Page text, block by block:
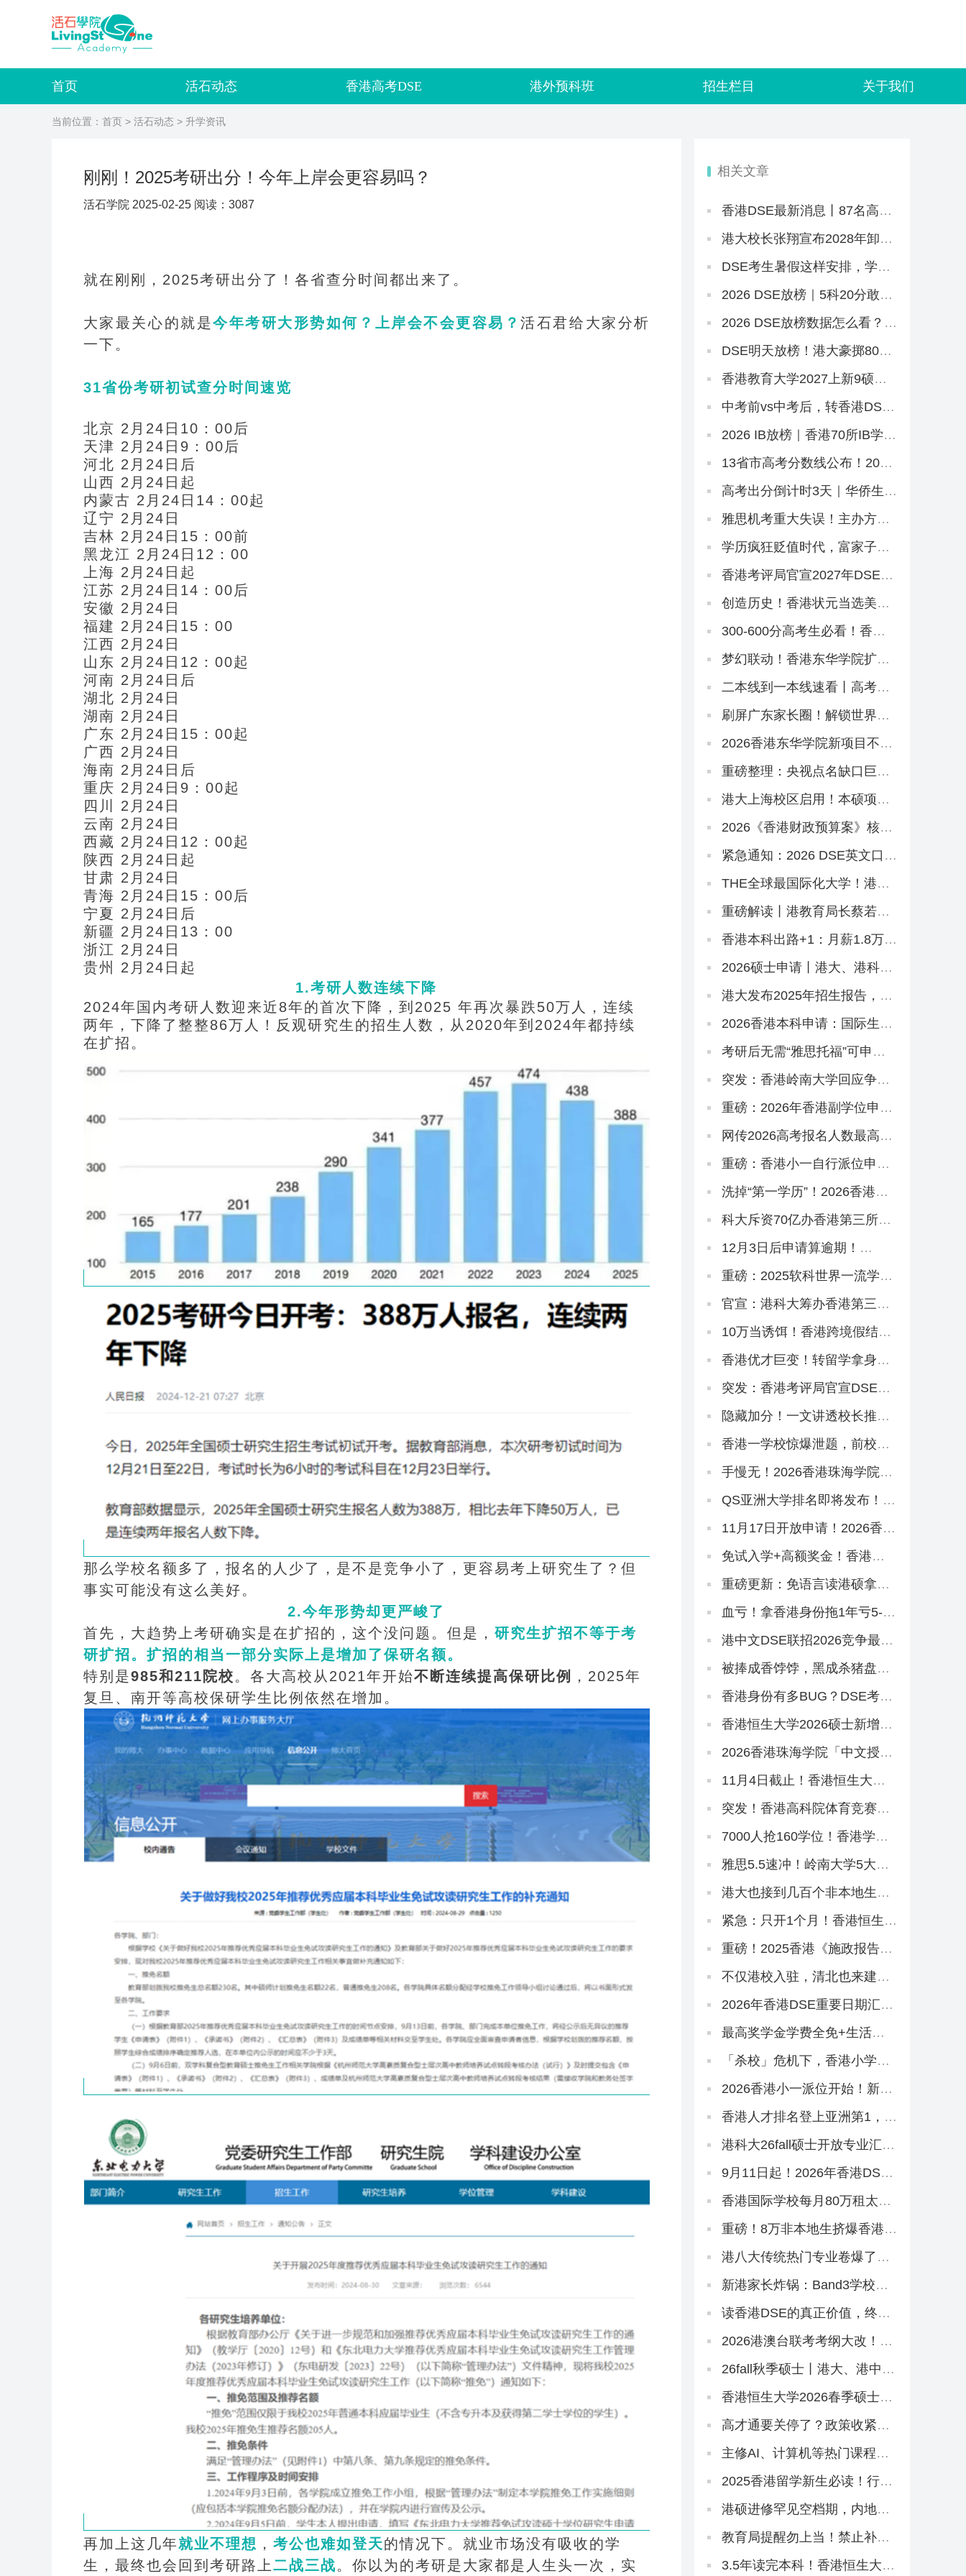
首页 活石动态 香港高考DSE 港外预科班 招生栏目 关于我们
当前位置： 首页 > 活石动态 > 升学资讯
刚刚！2025考研出分！今年上岸会更容易吗？
活石学院 2025-02-25 阅读：3087
就在刚刚，2025考研出分了！各省查分时间都出来了。
大家最关心的就是今年考研大形势如何？上岸会不会更容易？活石君给大家分析
一下。
31省份考研初试查分时间速览
北京 2月24日10：00后
天津 2月24日9：00后
河北 2月24日后
山西 2月24日起
内蒙古 2月24日14：00起
辽宁 2月24日
吉林 2月24日15：00前
黑龙江 2月24日12：00
上海 2月24日起
江苏 2月24日14：00后
安徽 2月24日
福建 2月24日15：00
江西 2月24日
山东 2月24日12：00起
河南 2月24日后
湖北 2月24日
湖南 2月24日
广东 2月24日15：00起
广西 2月24日
海南 2月24日后
重庆 2月24日9：00起
四川 2月24日
云南 2月24日
西藏 2月24日12：00起
陕西 2月24日起
甘肃 2月24日
青海 2月24日15：00后
宁夏 2月24日后
新疆 2月24日13：00
浙江 2月24日
贵州 2月24日起
1.考研人数连续下降
2024年国内考研人数迎来近8年的首次下降，到2025 年再次暴跌50万人，连续
两年，下降了整整86万人！反观研究生的招生人数，从2020年到2024年都持续
在扩招。
那么学校名额多了，报名的人少了，是不是竞争小了，更容易考上研究生了？但
事实可能没有这么美好。
2.今年形势却更严峻了
首先，大趋势上考研确实是在扩招的，这个没问题。但是， 研究生扩招不等于考
研扩招。扩招的相当一部分实际上是增加了保研名额。
特别是985和211院校。各大高校从2021年开始不断连续提高保研比例
，2025年
复旦、南开等高校保研学生比例依然在增加。
再加上这几年就业不理想 ， 考公也难如登天的情况下。就业市场没有吸收的学
生，最终也会回到考研路上二战三战。你以为的考研是大家都是人生头一次，实
相关文章
香港DSE最新消息丨87名高才
+8.12公布复核结果+25所自资
院校仍可报名
港大校长张翔宣布2028年卸
吗？
DSE考生暑假这样安排，学习
2026 DSE放榜｜5科20分敢冲
游Band A排位思路
2026 DSE放榜数据怎么看？别
住
DSE明天放榜！港大豪掷8000
隐藏路径
香港教育大学2027上新9硕，8
7.2已开2个（仅MGM要雅思）
中考前vs中考后，转香港DSE
2026 IB放榜｜香港70所IB学校
13省市高考分数线公布！2026
大学更容易了？
高考出分倒计时3天｜华侨生分
铺后路
雅思机考重大失误！主办方被
学历疯狂贬值时代，富家子弟
香港考评局官宣2027年DSE时
创造历史！香港状元当选美国
300-600分高考生必看！香港
27.1%远低于50%上限
梦幻联动！香港东华学院扩招
线同学」4年宿位稳啦！
二本线到一本线速看丨高考倒
后窗口期」必读攻略
刷屏广东家长圈！解锁世界名
宣讲会圆满举行！
2026香港东华学院新项目不
理专班」，开全港首个自资
「护理学哲学博士」
重磅整理：央视点名缺口巨
路径一网打尽！
港大上海校区启用！本硕项目
2026《香港财政预算案》核心
紧急通知：2026 DSE英文口试
抱佛脚抓分
THE全球最国际化大学！港城
生申请6月11日截止！
重磅解读丨港教育局长蔡若
香港本科出路+1：月薪1.8万
启动！
2026硕士申请丨港大、港科、
港大发布2025年招生报告，内
‌2026香港本科申请：国际生赛
考研后无需“雅思托福”可申
突发：香港岭南大学回应争
2627学年或之前由岭大颁授！
重磅：2026年香港副学位申请
大！
网传2026高考报名人数最高涨
义！
重磅：香港小一自行派位申请
校潮，成功率却创20年新高
洗掉“第一学历”！2026香港专
科大斥资70亿办香港第三所医
12月3日后申请算逾期！
港八大考前必读秘籍！
重磅：2025软科世界一流学科
港校多专业进入世界前10
官宣：港科大筹办香港第三所
年入学
10万当诱饵！香港跨境假结婚
拼！
香港优才巨变！转留学拿身份
突发：香港考评局官宣DSE历
料在这里！
隐藏加分！一文讲透校长推荐
新版《中六升学指南》
香港一学校惊爆泄题，前校长
手慢无！2026香港珠海学院
可拿身份！
QS亚洲大学排名即将发布！AI
么心理」
11月17日开放申请！2026香港
免试入学+高额奖金！香港八
重磅更新：免语言读港硕拿身
课硕士3大专业盘点！
血亏！拿香港身份拖1年亏5-9
飙…
港中文DSE联招2026竞争最激
期
被捧成香饽饽，黑成杀猪盘！
香港身份有多BUG？DSE考16
士稳了
香港恒生大学2026硕士新增5
港身份
2026香港珠海学院「中文授课
~
11月4日截止！香港恒生大学
突发！香港高科院体育竞赛硕
7000人抢160学位！香港学生
雅思5.5速冲！岭南大学5大中
港大也接到几百个非本地生疑
教育局严打！
紧急：只开1个月！香港恒生大
重磅！2025香港《施政报告》
策要点总结
不仅港校入驻，清北也来建分
2026年香港DSE重要日期汇
最高奖学金学费全免+生活费
学本科「高考生申请」10月3
日开放！
「杀校」危机下，香港小学为
2026香港小一派位开始！新港
啦！
香港人才排名登上亚洲第1，深
港科大26fall硕士开放专业汇
9月11日起！2026年香港DSE
考试规则
香港国际学校每月80万租太丰
重磅！8万非本地生挤爆香港的
港八大传统热门专业卷爆了！
新港家长炸锅：Band3学校这
读香港DSE的真正价值，终于
是冰山一角！
2026港澳台联考考纲大改！联
26fall秋季硕士丨港大、港中文
10月3日截止
香港恒生大学2026春季硕士
高才通要关停了？政策收紧
主修AI、计算机等热门课程！
2026春季入学正在招生！
2025香港留学新生必读！行前
港硕进修罕见空档期，内地精
机！
教育局提醒勿上当！禁止补习
学籍，政策风向很明显了
3.5年读完本科！香港恒生大学